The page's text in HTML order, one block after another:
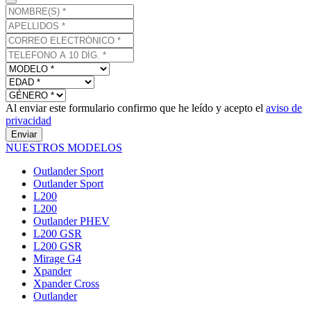
Al enviar este formulario confirmo que he leído y acepto el aviso de
privacidad
Enviar
NUESTROS MODELOS
Outlander Sport
Outlander Sport
L200
L200
Outlander PHEV
L200 GSR
L200 GSR
Mirage G4
Xpander
Xpander Cross
Outlander